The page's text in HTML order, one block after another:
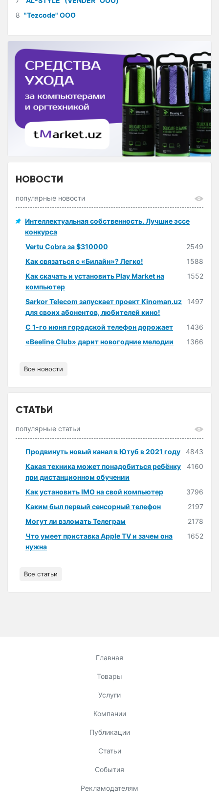
8 "Tezcode" ООО
НОВОСТИ
популярные новости
Интеллектуальная собственность. Лучшие эссе
конкурса
Vertu Cobra за $310000
2549
Как связаться с «Билайн»? Легко!
1588
Как скачать и установить Play Market на
компьютер
1552
Sarkor Telecom запускает проект Kinoman.uz
для своих абонентов, любителей кино!
1497
С 1-го июня городской телефон дорожает
1436
«Beeline Club» дарит новогодние мелодии
1366
Все новости
СТАТЬИ
популярные статьи
Продвинуть новый канал в Ютуб в 2021 году
4843
Какая техника может понадобиться ребёнку
при дистанционном обучении
4160
Как установить IMO на свой компьютер
3796
Каким был первый сенсорный телефон
2197
Могут ли взломать Телеграм
2178
Что умеет приставка Apple TV и зачем она
нужна
1652
Все статьи
Главная
Товары
Услуги
Компании
Публикации
Статьи
События
Рекламодателям